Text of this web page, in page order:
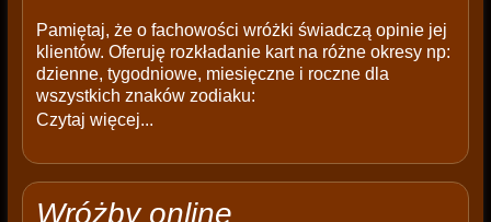
Pamiętaj, że o fachowości wróżki świadczą opinie jej
klientów. Oferuję rozkładanie kart na różne okresy np:
dzienne, tygodniowe, miesięczne i roczne dla
wszystkich znaków zodiaku:
Czytaj więcej...
Wróżby online